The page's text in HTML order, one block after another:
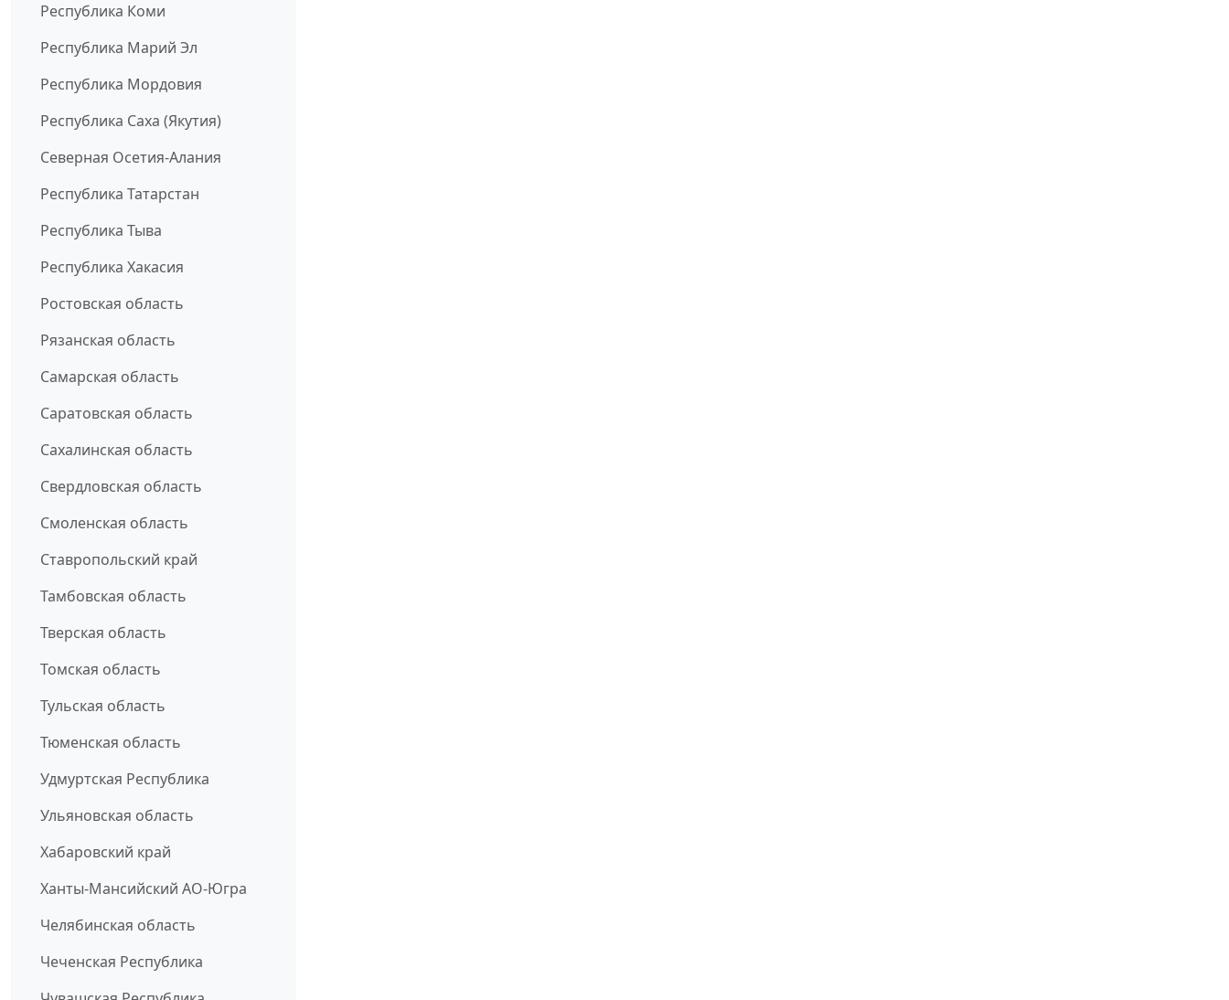
Республика Коми
Республика Марий Эл
Республика Мордовия
Республика Саха (Якутия)
Северная Осетия-Алания
Республика Татарстан
Республика Тыва
Республика Хакасия
Ростовская область
Рязанская область
Самарская область
Саратовская область
Сахалинская область
Свердловская область
Смоленская область
Ставропольский край
Тамбовская область
Тверская область
Томская область
Тульская область
Тюменская область
Удмуртская Республика
Ульяновская область
Хабаровский край
Ханты-Мансийский АО-Югра
Челябинская область
Чеченская Республика